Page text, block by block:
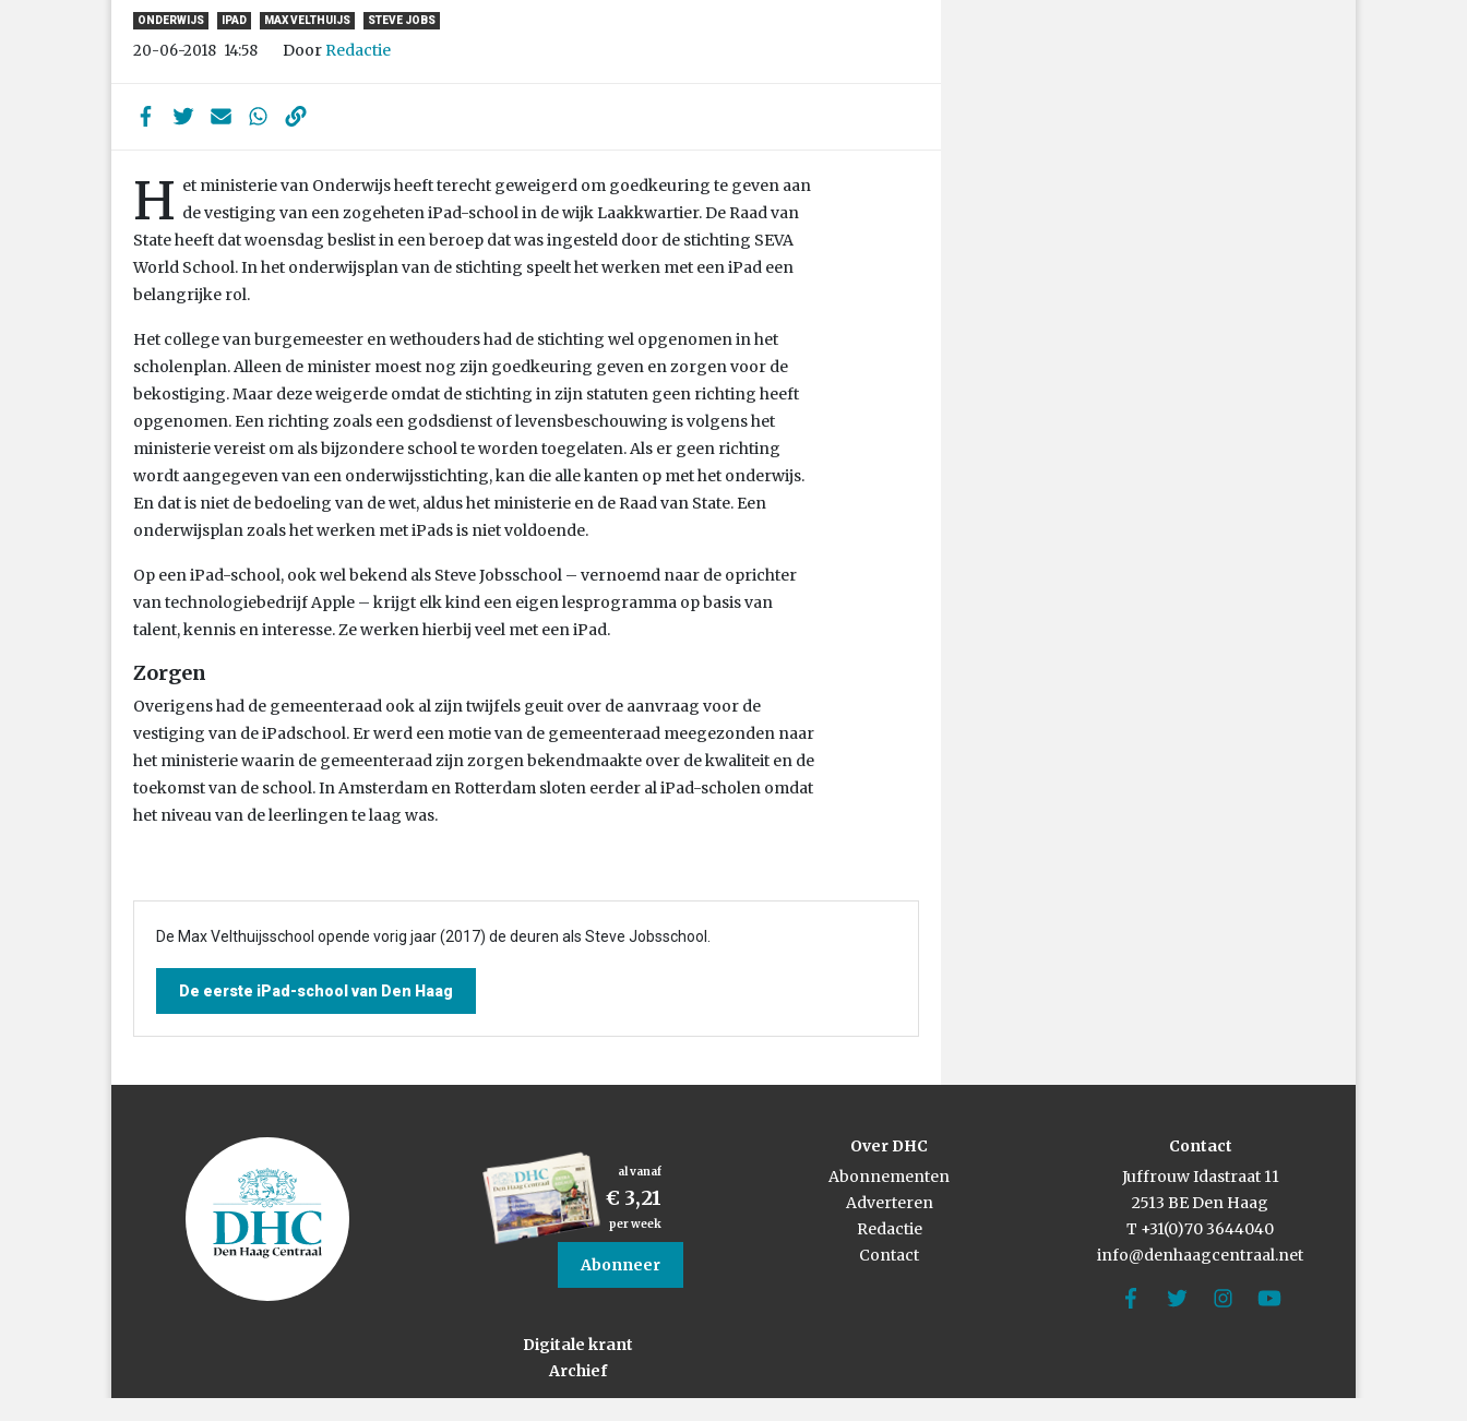
ONDERWIJS IPAD MAX VELTHUIJS STEVE JOBS
20-06-2018 14:58 Door Redactie
H et ministerie van Onderwijs heeft terecht geweigerd om goedkeuring te geven aan
de vestiging van een zogeheten iPad-school in de wijk Laakkwartier. De Raad van
State heeft dat woensdag beslist in een beroep dat was ingesteld door de stichting SEVA
World School. In het onderwijsplan van de stichting speelt het werken met een iPad een
belangrijke rol.
Het college van burgemeester en wethouders had de stichting wel opgenomen in het
scholenplan. Alleen de minister moest nog zijn goedkeuring geven en zorgen voor de
bekostiging. Maar deze weigerde omdat de stichting in zijn statuten geen richting heeft
opgenomen. Een richting zoals een godsdienst of levensbeschouwing is volgens het
ministerie vereist om als bijzondere school te worden toegelaten. Als er geen richting
wordt aangegeven van een onderwijsstichting, kan die alle kanten op met het onderwijs.
En dat is niet de bedoeling van de wet, aldus het ministerie en de Raad van State. Een
onderwijsplan zoals het werken met iPads is niet voldoende.
Op een iPad-school, ook wel bekend als Steve Jobsschool – vernoemd naar de oprichter
van technologiebedrijf Apple – krijgt elk kind een eigen lesprogramma op basis van
talent, kennis en interesse. Ze werken hierbij veel met een iPad.
Zorgen
Overigens had de gemeenteraad ook al zijn twijfels geuit over de aanvraag voor de
vestiging van de iPadschool. Er werd een motie van de gemeenteraad meegezonden naar
het ministerie waarin de gemeenteraad zijn zorgen bekendmaakte over de kwaliteit en de
toekomst van de school. In Amsterdam en Rotterdam sloten eerder al iPad-scholen omdat
het niveau van de leerlingen te laag was.
De Max Velthuijsschool opende vorig jaar (2017) de deuren als Steve Jobsschool.
De eerste iPad-school van Den Haag
al vanaf
€ 3,21
per week
Abonneer
Digitale krant
Archief
Over DHC
Abonnementen
Adverteren
Redactie
Contact
Contact
Juffrouw Idastraat 11
2513 BE Den Haag
T +31(0)70 3644040
info@denhaagcentraal.net